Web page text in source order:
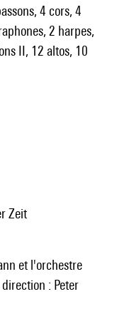
4 cors, 4
2 harpes,
II, 12 altos, 10
Zeit
: Peter